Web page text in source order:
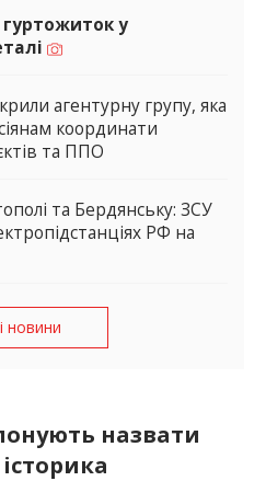
у
агентурну групу, яка
координати
та ППО
та Бердянську: ЗСУ
РФ на
новини
назвати